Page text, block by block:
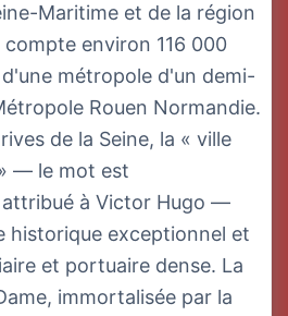
Maritime et de la région
environ 116 000
métropole d'un demi-
Rouen Normandie.
de la Seine, la « ville
— le mot est
à Victor Hugo —
historique exceptionnel et
et portuaire dense. La
immortalisée par la